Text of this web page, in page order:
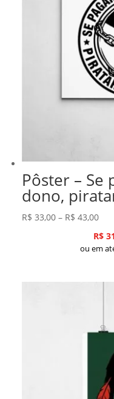
Pôster – Se
dono,
R$ 33,00 – R$ 43,00Faixa
de
R$
ou em